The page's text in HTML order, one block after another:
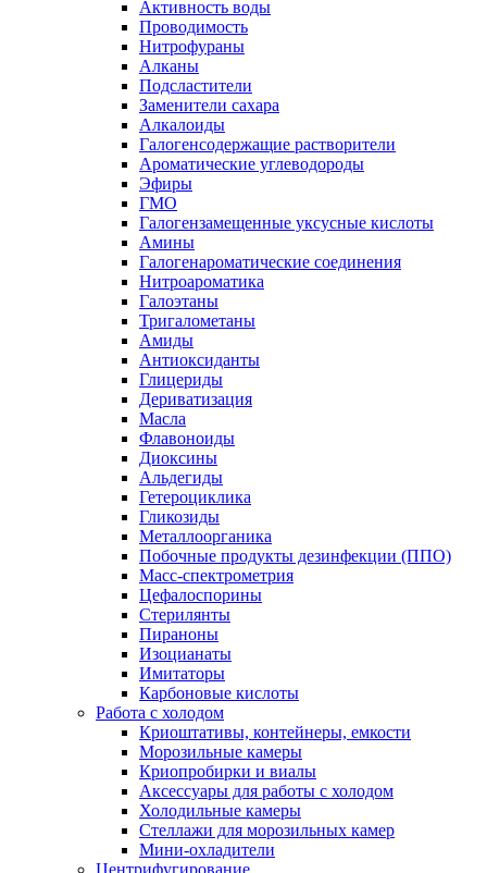
Активность воды
Проводимость
Нитрофураны
Алканы
Подсластители
Заменители сахара
Алкалоиды
Галогенсодержащие растворители
Ароматические углеводороды
Эфиры
ГМО
Галогензамещенные уксусные кислоты
Амины
Галогенароматические соединения
Нитроароматика
Галоэтаны
Тригалометаны
Амиды
Антиоксиданты
Глицериды
Дериватизация
Масла
Флавоноиды
Диоксины
Альдегиды
Гетероциклика
Гликозиды
Металлоорганика
Побочные продукты дезинфекции (ППО)
Масс-спектрометрия
Цефалоспорины
Стерилянты
Пираноны
Изоцианаты
Имитаторы
Карбоновые кислоты
Работа с холодом
Криоштативы, контейнеры, емкости
Морозильные камеры
Криопробирки и виалы
Аксессуары для работы с холодом
Холодильные камеры
Стеллажи для морозильных камер
Мини-охладители
Центрифугирование